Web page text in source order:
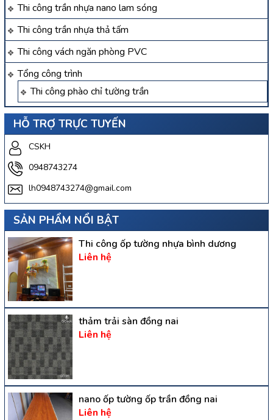
Thi công trần nhựa nano lam sóng
Thi công trần nhựa thả tấm
Thi công vách ngăn phòng PVC
Tổng công trình
Thi công phào chỉ tường trần
HỖ TRỢ TRỰC TUYẾN
CSKH
0948743274
lh0948743274@gmail.com
SẢN PHẨM NỔI BẬT
Thi công ốp tường nhựa bình dương
Liên hệ
thảm trải sàn đồng nai
Liên hệ
nano ốp tường ốp trần đồng nai
Liên hệ